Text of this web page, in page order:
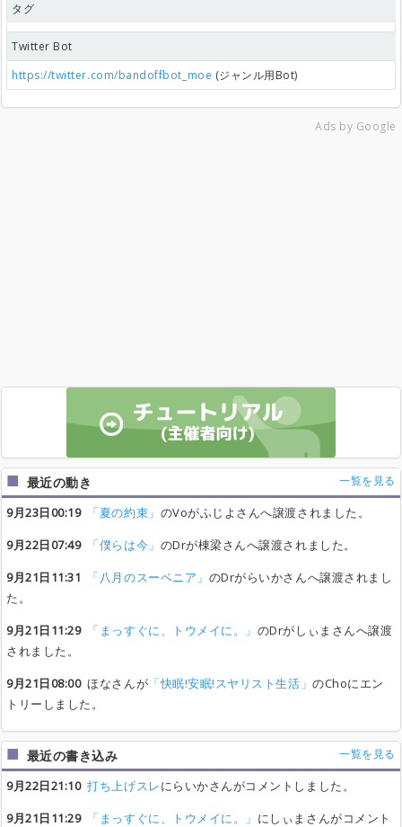
タグ
Twitter Bot
https://twitter.com/bandoffbot_moe (ジャンル用Bot)
Ads by Google
最近の動き 一覧を見る
9月23日00:19 「夏の約束」 のVoがふじよさんへ譲渡されました。
9月22日07:49
「僕らは今」 のDrが棟梁さんへ譲渡されました。
9月21日11:31
「八月のスーベニア」 のDrがらいかさんへ譲渡されまし
た。
9月21日11:29
「まっすぐに、トウメイに。」 のDrがしぃまさんへ譲渡
されました。
9月21日08:00ほなさんが 「快眠!安眠!スヤリスト生活」のChoにエン
トリーしました。
最近の書き込み 一覧を見る
9月22日21:10 打ち上げスレにらいかさんがコメントしました。
9月21日11:29
「まっすぐに、トウメイに。」 にしぃまさんがコメント